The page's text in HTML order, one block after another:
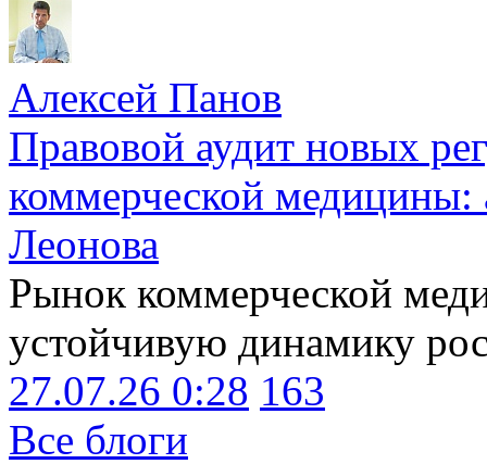
Алексей Панов
Правовой аудит новых
коммерческой медицины:
Леонова
Рынок коммерческой
устойчивую динамику
27.07.26 0:28 163
Все блоги